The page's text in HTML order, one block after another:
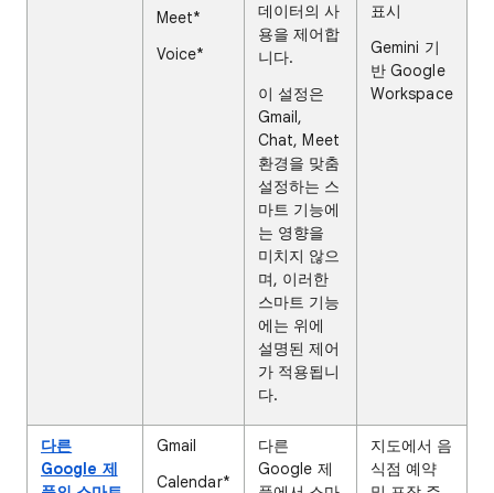
Meet*
Voice*
데이터의 사
용을 제어합
니다.
이 설정은
Gmail,
Chat, Meet
환경을 맞춤
설정하는 스
마트 기능에
는 영향을
미치지 않으
며, 이러한
스마트 기능
에는 위에
설명된 제어
가 적용됩니
다.
표시
Gemini 기
반 Google
Workspace
다른
Google 제
Gmail
Calendar*
다른
Google 제
지도에서 음
식점 예약